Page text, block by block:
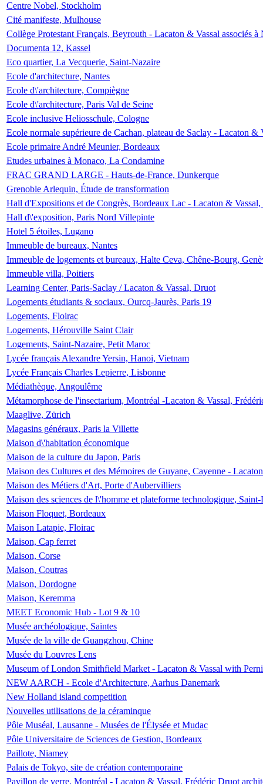
Centre Nobel, Stockholm
Cité manifeste, Mulhouse
Collège Protestant Français, Beyrouth - Lacaton & Vassal associés
Documenta 12, Kassel
Eco quartier, La Vecquerie, Saint-Nazaire
Ecole d'architecture, Nantes
Ecole d\'architecture, Compiègne
Ecole d\'architecture, Paris Val de Seine
Ecole inclusive Heliosschule, Cologne
Ecole normale supérieure de Cachan, plateau de Saclay - Lacaton &
Ecole primaire André Meunier, Bordeaux
Etudes urbaines à Monaco, La Condamine
FRAC GRAND LARGE - Hauts-de-France, Dunkerque
Grenoble Arlequin, Étude de transformation
Hall d'Expositions et de Congrès, Bordeaux Lac - Lacaton &
Hall d\'exposition, Paris Nord Villepinte
Hotel 5 étoiles, Lugano
Immeuble de bureaux, Nantes
Immeuble de logements et bureaux, Halte Ceva, Chêne-Bourg,
Immeuble villa, Poitiers
Learning Center, Paris-Saclay / Lacaton & Vassal, Druot
Logements étudiants & sociaux, Ourcq-Jaurès, Paris 19
Logements, Floirac
Logements, Hérouville Saint Clair
Logements, Saint-Nazaire, Petit Maroc
Lycée français Alexandre Yersin, Hanoi, Vietnam
Lycée Français Charles Lepierre, Lisbonne
Médiathèque, Angoulême
Métamorphose de l'insectarium, Montréal -Lacaton & Vassal,
Maaglive, Zürich
Magasins généraux, Paris la Villette
Maison d\'habitation économique
Maison de la culture du Japon, Paris
Maison des Cultures et des Mémoires de Guyane, Cayenne -
Maison des Métiers d'Art, Porte d'Aubervilliers
Maison des sciences de l\'homme et plateforme technologique,
Maison Floquet, Bordeaux
Maison Latapie, Floirac
Maison, Cap ferret
Maison, Corse
Maison, Coutras
Maison, Dordogne
Maison, Keremma
MEET Economic Hub - Lot 9 & 10
Musée archéologique, Saintes
Musée de la ville de Guangzhou, Chine
Musée du Louvres Lens
Museum of London Smithfield Market - Lacaton & Vassal with
NEW AARCH - Ecole d'Architecture, Aarhus Danemark
New Holland island competition
Nouvelles utilisations de la céraminque
Pôle Muséal, Lausanne - Musées de l'Élysée et Mudac
Pôle Universitaire de Sciences de Gestion, Bordeaux
Paillote, Niamey
Palais de Tokyo, site de création contemporaine
Pavillon de verre, Montréal - Lacaton & Vassal, Frédéric Druot